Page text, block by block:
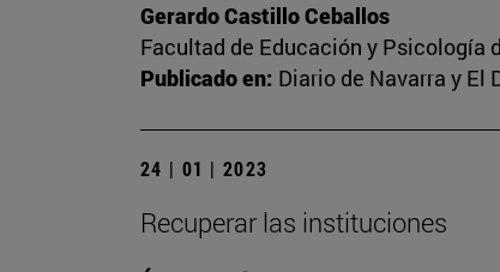
Gerardo Castillo Ceballos
Facultad de Educación y Psicología
Publicado en: Diario de Navarra y El
24 | 01 | 2023
Recuperar las instituciones